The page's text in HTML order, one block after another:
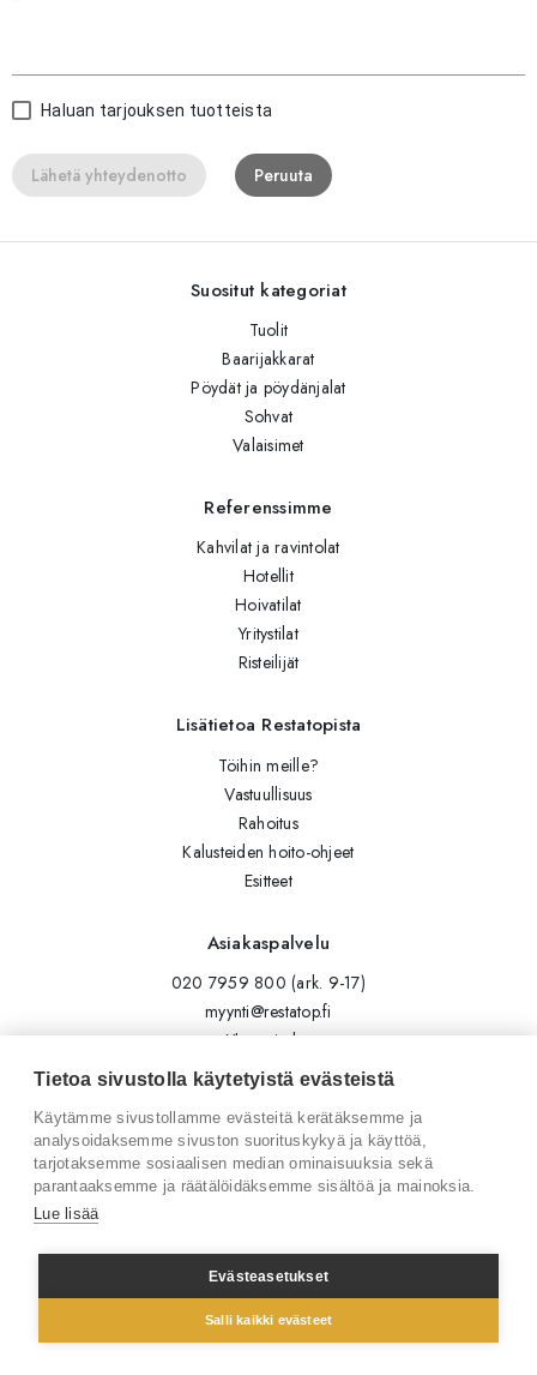
Haluan tarjouksen tuotteista
Lähetä yhteydenotto Peruuta
Suositut kategoriat
Tuolit
Baarijakkarat
Pöydät ja pöydänjalat
Sohvat
Valaisimet
Referenssimme
Kahvilat ja ravintolat
Hotellit
Hoivatilat
Yritystilat
Risteilijät
Lisätietoa Restatopista
Töihin meille?
Vastuullisuus
Rahoitus
Kalusteiden hoito-ohjeet
Esitteet
Asiakaspalvelu
020 7959 800 (ark. 9-17)
myynti@restatop.fi
Yhteystiedot
Lähetä viesti
Seuraa meitä
Tilaa uutiskirje
Facebook
© 2026 Restatop Oy
Tietoa sivustolla käytetyistä evästeistä
Käytämme sivustollamme evästeitä kerätäksemme ja
analysoidaksemme sivuston suorituskykyä ja käyttöä,
tarjotaksemme sosiaalisen median ominaisuuksia sekä
parantaaksemme ja räätälöidäksemme sisältöä ja mainoksia.
Lue lisää
Evästeasetukset
Salli kaikki evästeet